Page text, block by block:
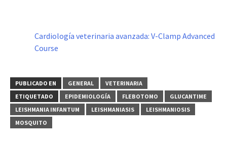
Cardiología veterinaria avanzada: V-Clamp Advanced
Course
PUBLICADO EN GENERAL
VETERINARIA
ETIQUETADO
EPIDEMIOLOGÍA FLEBOTOMO
GLUCANTIME
LEISHMANIA INFANTUM
LEISHMANIASIS
LEISHMANIOSIS
MOSQUITO